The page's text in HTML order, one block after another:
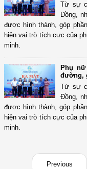
Từ sự
Đồng,
được hình thành, góp
hiện vai trò tích cực của
minh.
Phụ
đường,
Từ sự
Đồng,
được hình thành, góp
hiện vai trò tích cực của
minh.
Previous